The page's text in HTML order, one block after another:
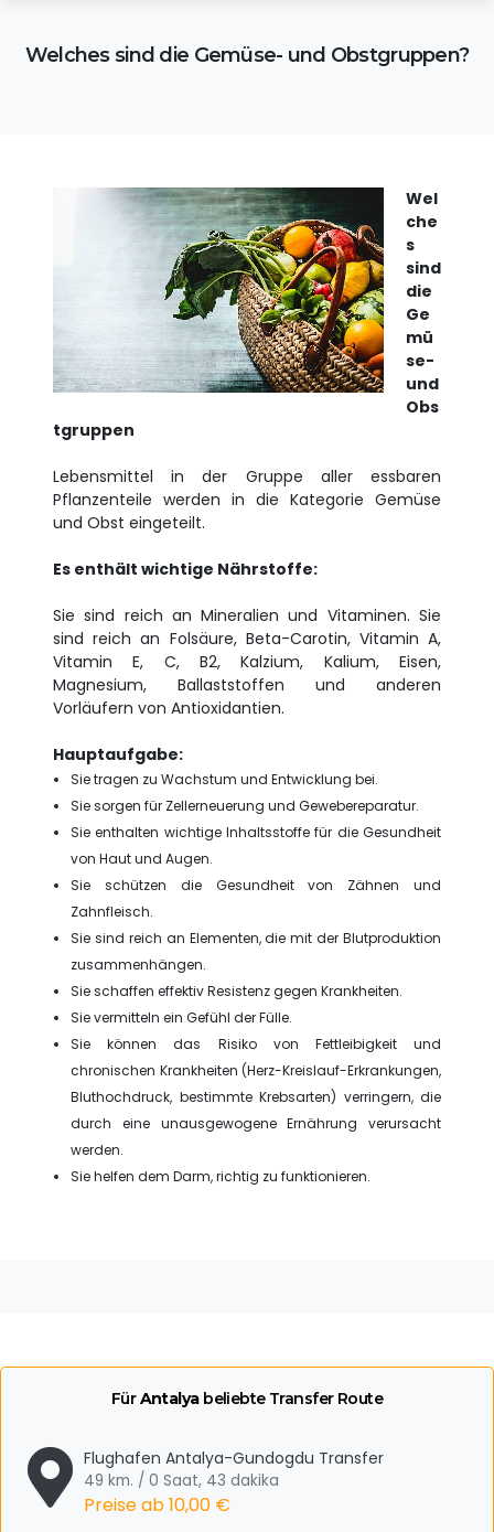
Welches sind die Gemüse- und Obstgruppen?
Wel
che
s
sind
die
Ge
mü
se-
und
Obs
tgruppen
Lebensmittel in der Gruppe aller essbaren
Pflanzenteile werden in die Kategorie Gemüse
und Obst eingeteilt.
Es enthält wichtige Nährstoffe:
Sie sind reich an Mineralien und Vitaminen. Sie
sind reich an Folsäure, Beta-Carotin, Vitamin A,
Vitamin E, C, B2, Kalzium, Kalium, Eisen,
Magnesium, Ballaststoffen und anderen
Vorläufern von Antioxidantien.
Hauptaufgabe:
Sie tragen zu Wachstum und Entwicklung bei.
Sie sorgen für Zellerneuerung und Gewebereparatur.
Sie enthalten wichtige Inhaltsstoffe für die Gesundheit
von Haut und Augen.
Sie schützen die Gesundheit von Zähnen und
Zahnfleisch.
Sie sind reich an Elementen, die mit der Blutproduktion
zusammenhängen.
Sie schaffen effektiv Resistenz gegen Krankheiten.
Sie vermitteln ein Gefühl der Fülle.
Sie können das Risiko von Fettleibigkeit und
chronischen Krankheiten (Herz-Kreislauf-Erkrankungen,
Bluthochdruck, bestimmte Krebsarten) verringern, die
durch eine unausgewogene Ernährung verursacht
werden.
Sie helfen dem Darm, richtig zu funktionieren.
FürAntalyabeliebte Transfer Route
Flughafen Antalya-Gundogdu Transfer
49 km. / 0 Saat, 43 dakika
Preise ab10,00 €